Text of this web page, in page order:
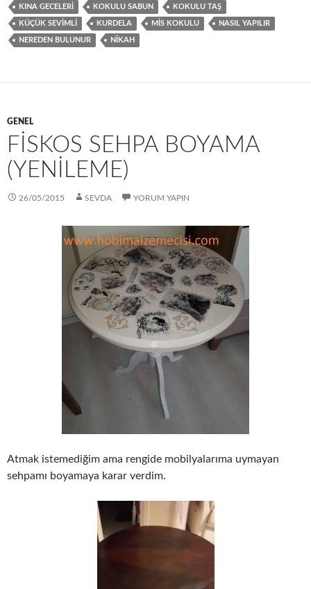
t
KINA GECELERI KOKULU SABUN KOKULU TAŞ
KÜÇÜK SEVIMLI KURDELA MIS KOKULU NASIL YAPILIR
NEREDEN BULUNUR NIKAH
GENEL
FİSKOS SEHPA BOYAMA
(YENİLEME)
26/05/2015 SEVDA YORUM YAPIN
Atmak istemediğim ama rengide mobilyalarıma uymayan
sehpamı boyamaya karar verdim.